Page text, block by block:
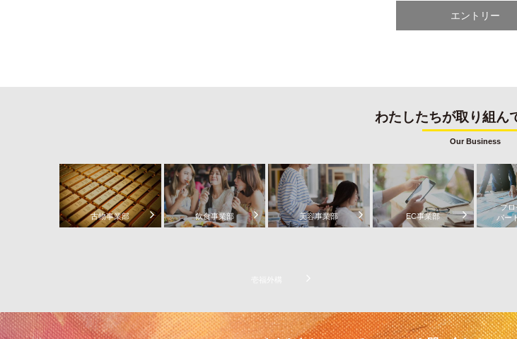
エントリー
わたしたちが取り組ん
Our Business
古物事業部 飲食事業部 美容事業部 EC事業部
プ
パー